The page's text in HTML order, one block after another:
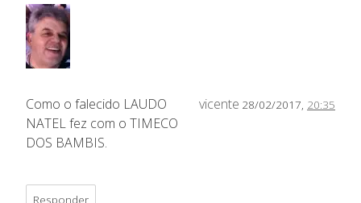
vicente 28/02/2017, 20:35
Como o falecido LAUDO
NATEL fez com o TIMECO
DOS BAMBIS.
Responder